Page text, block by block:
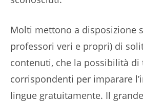
Molti mettono a disposizione
professori veri e propri) di
contenuti, che la possibilità di
corrispondenti per imparare
lingue gratuitamente. Il